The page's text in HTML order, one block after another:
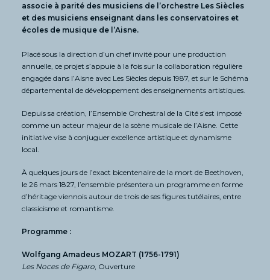
associe à parité des musiciens de l’orchestre Les Siècles
et des musiciens enseignant dans les conservatoires et
écoles de musique de l’Aisne.
Placé sous la direction d’un chef invité pour une production
annuelle, ce projet s’appuie à la fois sur la collaboration régulière
engagée dans l’Aisne avec Les Siècles depuis 1987, et sur le Schéma
départemental de développement des enseignements artistiques.
Depuis sa création, l’Ensemble Orchestral de la Cité s’est imposé
comme un acteur majeur de la scène musicale de l’Aisne. Cette
initiative vise à conjuguer excellence artistique et dynamisme
local.
À quelques jours de l’exact bicentenaire de la mort de Beethoven,
le 26 mars 1827, l’ensemble présentera un programme en forme
d’héritage viennois autour de trois de ses figures tutélaires, entre
classicisme et romantisme.
Programme :
Wolfgang Amadeus MOZART (1756-1791)
Les Noces de Figaro , Ouverture